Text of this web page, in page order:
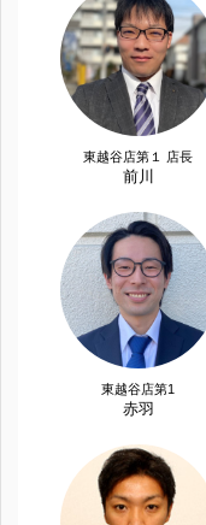
東越谷店第１ 店長
前川
東越谷店第1
赤羽